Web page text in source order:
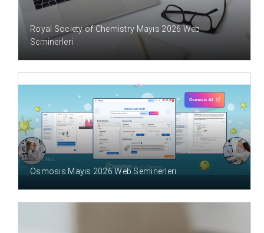
Royal Society of Chemistry Mayıs 2026 Web
Seminerleri
3 AY ÖNCE
Osmosis Mayıs 2026 Web Seminerleri